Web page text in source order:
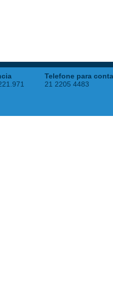
Telefone para
21 2205 4483